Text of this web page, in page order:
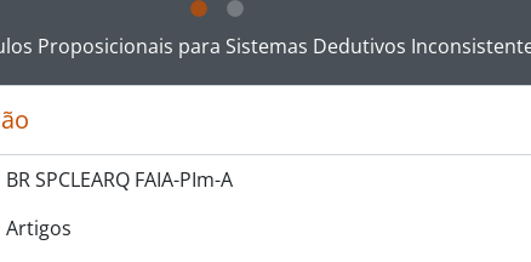
título da descrição a página de visualização da
Proposicionais para Sistemas Dedutivos
BR SPCLEARQ FAIA-PIm-A
Artigos